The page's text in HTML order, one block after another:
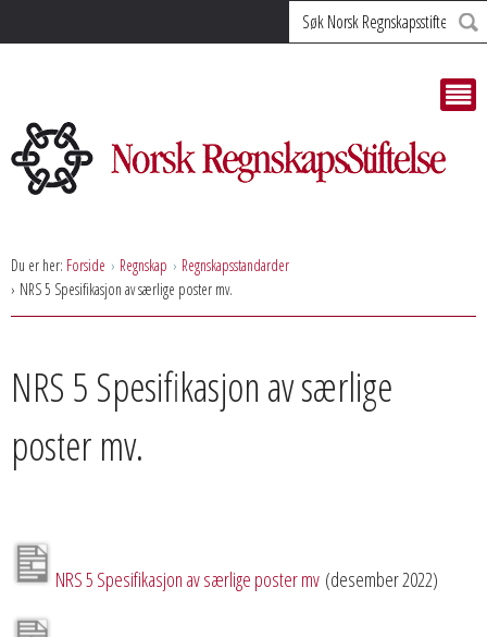
Søk
Du er her: Forside Regnskap
Regnskapsstandarder
NRS 5 Spesifikasjon av særlige poster mv.
NRS 5 Spesifikasjon av særlige
poster mv.
NRS 5 Spesifikasjon av særlige poster mv (desember 2022)